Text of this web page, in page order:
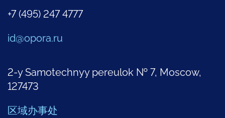
+7 (495) 247 4777
id@opora.ru
2-y Samotechnyy pereulok № 7, Moscow,
127473
区域办事处